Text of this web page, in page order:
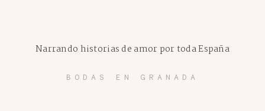
BODAS EN GRANADA
Narrando historias de amor por toda España